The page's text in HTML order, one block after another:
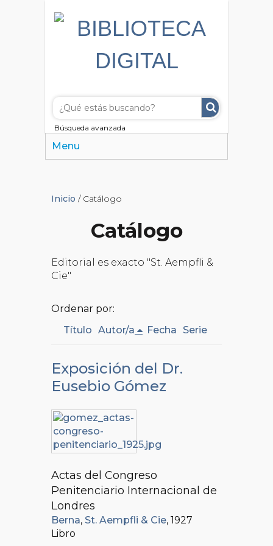
Búsqueda avanzada
Menu
Inicio / Catálogo
Catálogo
Editorial es exacto "St. Aempfli &
Cie"
Ordenar por:
Título Autor/a Fecha Serie
Exposición del Dr.
Eusebio Gómez
Actas del Congreso
Penitenciario Internacional de
Londres
Berna, St. Aempfli & Cie, 1927
Libro